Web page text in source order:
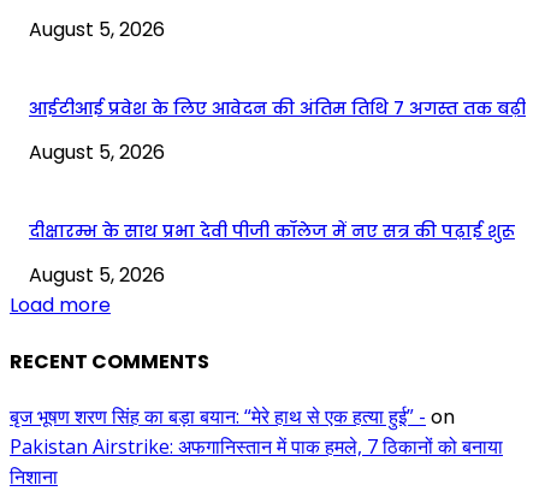
August 5, 2026
आईटीआई प्रवेश के लिए आवेदन की अंतिम तिथि 7 अगस्त तक बढ़ी
August 5, 2026
दीक्षारम्भ के साथ प्रभा देवी पीजी कॉलेज में नए सत्र की पढ़ाई शुरू
August 5, 2026
Load more
RECENT COMMENTS
बृज भूषण शरण सिंह का बड़ा बयान: “मेरे हाथ से एक हत्या हुई” - on
Pakistan Airstrike: अफगानिस्तान में पाक हमले, 7 ठिकानों को बनाया
निशाना